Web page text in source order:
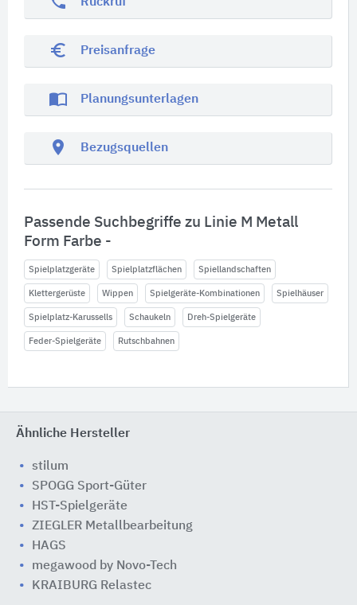
euro_symbol Preisanfrage
import_contacts Planungsunterlagen
location_on Bezugsquellen
Passende Suchbegriffe zu Linie M Metall
Form Farbe -
Spielplatzgeräte Spielplatzflächen Spiellandschaften
Klettergerüste Wippen Spielgeräte-Kombinationen Spielhäuser
Spielplatz-Karussells Schaukeln Dreh-Spielgeräte
Feder-Spielgeräte Rutschbahnen
Ähnliche Hersteller
stilum
SPOGG Sport-Güter
HST-Spielgeräte
ZIEGLER Metallbearbeitung
HAGS
megawood by Novo-Tech
KRAIBURG Relastec